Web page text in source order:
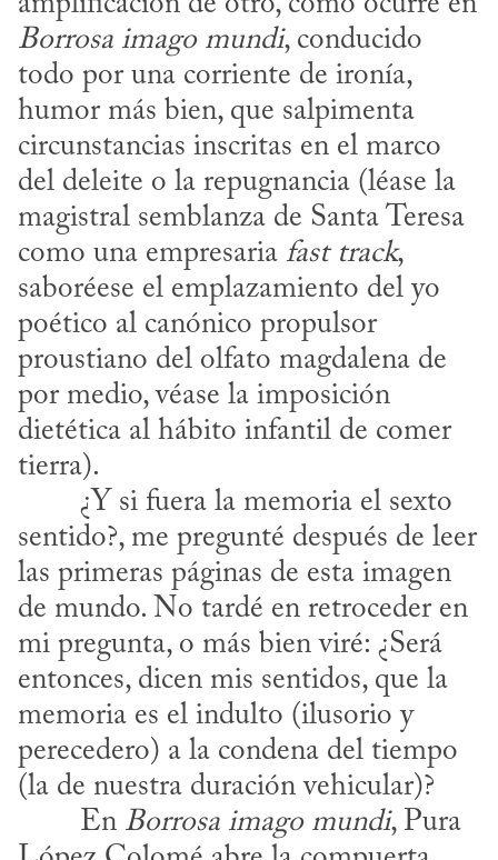
Borrosa imago mundi, conducido
todo por una corriente de ironía,
humor más bien, que salpimenta
circunstancias inscritas en el marco
del deleite o la repugnancia (léase la
magistral semblanza de Santa Teresa
como una empresaria fast track,
saboréese el emplazamiento del yo
poético al canónico propulsor
proustiano del olfato magdalena de
por medio, véase la imposición
dietética al hábito infantil de comer
tierra).
sentido?, me pregunté después de leer
las primeras páginas de esta imagen
de mundo. No tardé en retroceder en
mi pregunta, o más bien viré: ¿Será
entonces, dicen mis sentidos, que la
memoria es el indulto (ilusorio y
perecedero) a la condena del tiempo
(la de nuestra duración vehicular)?
​	En Borrosa imago mundi, Pura